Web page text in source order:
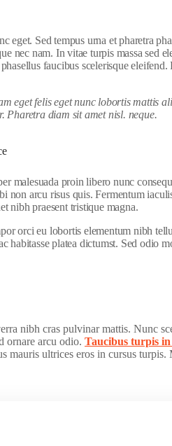
Sed tempus urna et pharetra
nec nam. In vitae turpis massa sed
faucibus scelerisque
eget felis eget nunc lobortis mattis
Pharetra diam sit amet nisl. neque.
malesuada proin libero nunc
non arcu risus quis. Fermentum
nibh praesent tristique magna.
orci eu lobortis elementum nibh
habitasse platea dictumst. Sed odio
nibh cras pulvinar mattis. Nunc
ornare arcu odio. Taucibus turpis
mauris ultrices eros in cursus